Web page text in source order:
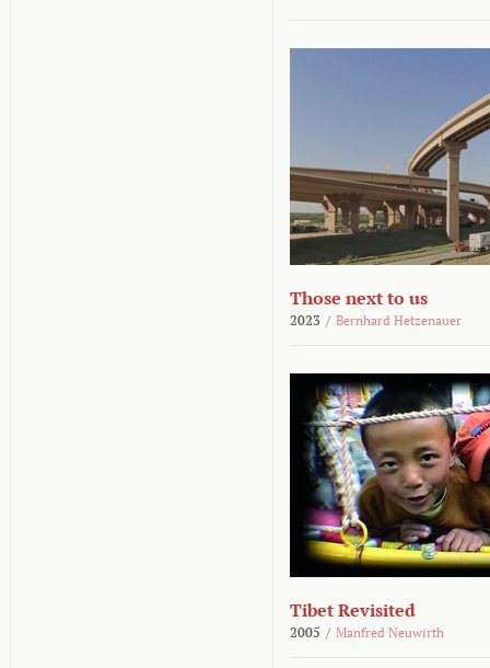
Those next to us
2023 / Bernhard Hetzenauer
Tibet Revisited
2005 / Manfred Neuwirth